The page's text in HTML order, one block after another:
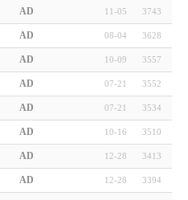
AD 11-05 3743
AD 08-04 3628
AD 10-09 3557
AD 07-21 3552
AD 07-21 3534
AD 10-16 3510
AD 12-28 3413
AD 12-28 3394